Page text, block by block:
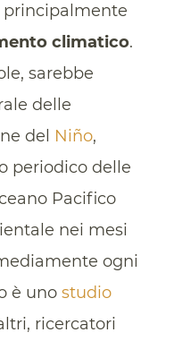
principalmente
climatico.
sarebbe
delle
del Niño,
periodico delle
Pacifico
nei mesi
ogni
è uno studio
ricercatori